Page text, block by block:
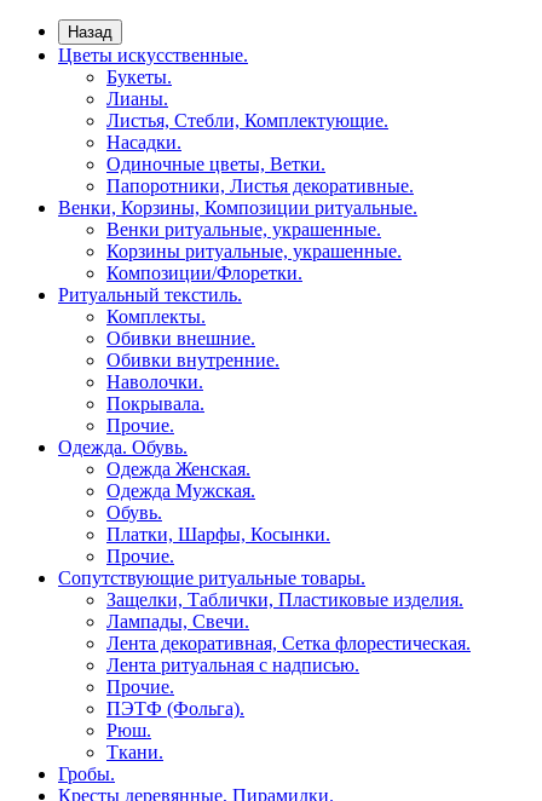
Назад
Цветы искусственные.
Букеты.
Лианы.
Листья, Стебли, Комплектующие.
Насадки.
Одиночные цветы, Ветки.
Папоротники, Листья декоративные.
Венки, Корзины, Композиции ритуальные.
Венки ритуальные, украшенные.
Корзины ритуальные, украшенные.
Композиции/Флоретки.
Ритуальный текстиль.
Комплекты.
Обивки внешние.
Обивки внутренние.
Наволочки.
Покрывала.
Прочие.
Одежда. Обувь.
Одежда Женская.
Одежда Мужская.
Обувь.
Платки, Шарфы, Косынки.
Прочие.
Сопутствующие ритуальные товары.
Защелки, Таблички, Пластиковые изделия.
Лампады, Свечи.
Лента декоративная, Сетка флорестическая.
Лента ритуальная с надписью.
Прочие.
ПЭТФ (Фольга).
Рюш.
Ткани.
Гробы.
Кресты деревянные, Пирамидки.